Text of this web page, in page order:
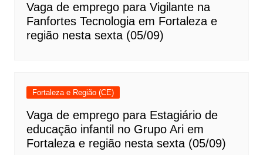
Vaga de emprego para Vigilante na
Fanfortes Tecnologia em Fortaleza e
região nesta sexta (05/09)
Fortaleza e Região (CE)
Vaga de emprego para Estagiário de
educação infantil no Grupo Ari em
Fortaleza e região nesta sexta (05/09)